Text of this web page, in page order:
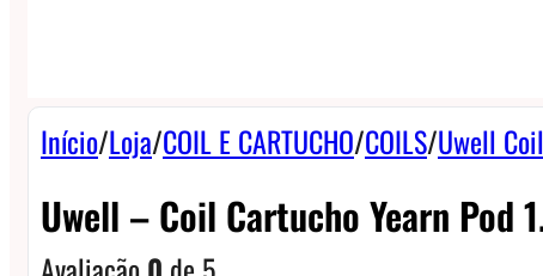
Início/Loja/COIL E CARTUCHO/COILS/Uwell Coil
Uwell – Coil Cartucho Yearn Pod